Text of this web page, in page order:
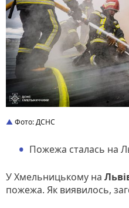
Фото: ДСНС
Пожежа сталась на
У Хмельницькому на
пожежа. Як виявилось,